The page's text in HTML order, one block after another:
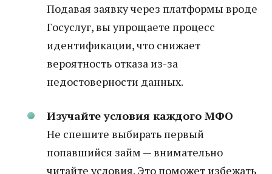
Подавая заявку через платформы вроде
Госуслуг, вы упрощаете процесс
идентификации, что снижает
вероятность отказа из-за
недостоверности данных.
Изучайте условия каждого МФО
Не спешите выбирать первый
попавшийся займ — внимательно
читайте условия. Это поможет избежать